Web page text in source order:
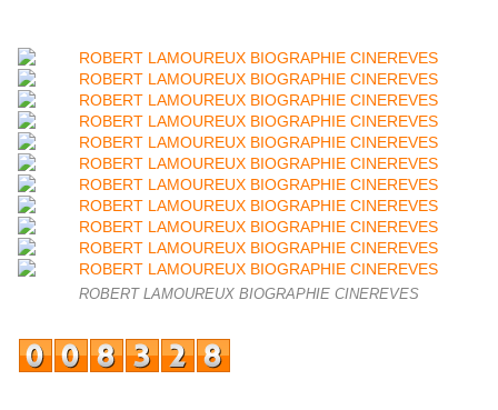
ROBERT LAMOUREUX BIOGRAPHIE CINEREVES